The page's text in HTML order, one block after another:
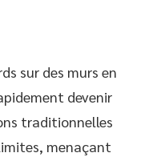
sur des murs en
devenir
traditionnelles
menaçant